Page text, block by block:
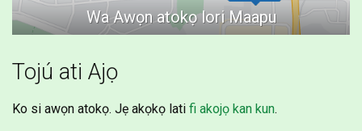
Tojú ati Ajọ
Ko si awọn atokọ. Jẹ akọkọ lati fi akojọ kan kun.